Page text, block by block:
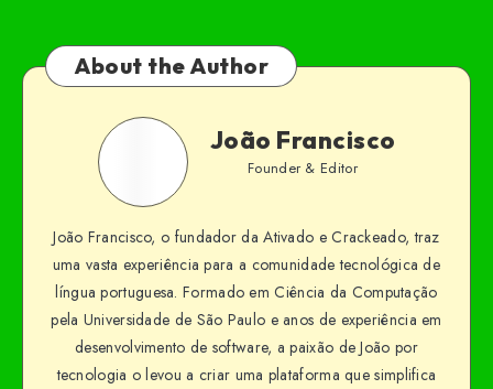
About the Author
João Francisco
Founder & Editor
João Francisco, o fundador da Ativado e Crackeado, traz
uma vasta experiência para a comunidade tecnológica de
língua portuguesa. Formado em Ciência da Computação
pela Universidade de São Paulo e anos de experiência em
desenvolvimento de software, a paixão de João por
tecnologia o levou a criar uma plataforma que simplifica